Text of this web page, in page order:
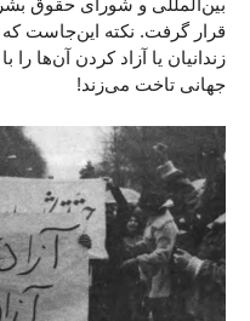
بین‌المللی و شورای حقوق
قرار گرفت. نکته این‌جاست
زندانیان یا آزاد کردن‌ آن‌ها را
جهانی تاخت می‌زند!